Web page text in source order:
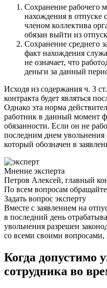
Сохранение рабочего
нахождения в отпуске
членом коллектива
обязан выйти из
Сохранение среднего
факт нахождения
не означает, что
деньги за данный
Исходя из содержания ч. 3
контракта будет являться
Однако эта норма
работник в данный момент
обязанности. Если он не
последним днем увольнения
который обозначен в
Мнение эксперта
Петров Алексей, главный
По всем вопросам
Задать вопрос эксперту
Вместе с заявлением на
в последний день
увольнения разрешен
со всеми своими вопросами,
Когда допустимо
сотрудника во